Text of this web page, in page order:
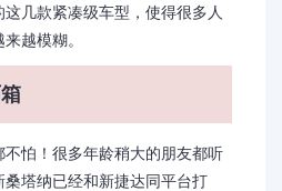
几款紧凑级车型，使得很多人
越模糊。
怕！很多年龄稍大的朋友都听
塔纳已经和新捷达同平台打